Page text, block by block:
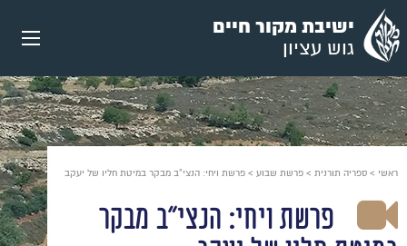
עבור
אל
תוכן
העמוד
ישיבת מקור חיים
גוש עציון
ראשי > ספריה תורנית > פרשת שבוע > פרשת ויחי: הנצי"ב מבקר במיטת חליו של יעקב
פרשת ויחי: הנצי"ב מבקר